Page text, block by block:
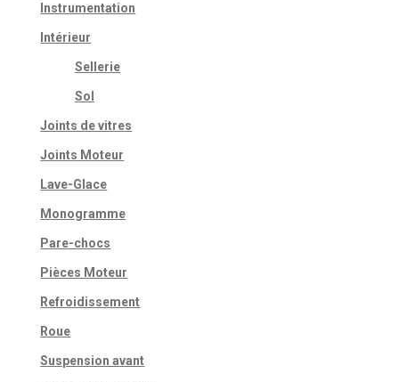
Instrumentation
Intérieur
Sellerie
Sol
Joints de vitres
Joints Moteur
Lave-Glace
Monogramme
Pare-chocs
Pièces Moteur
Refroidissement
Roue
Suspension avant